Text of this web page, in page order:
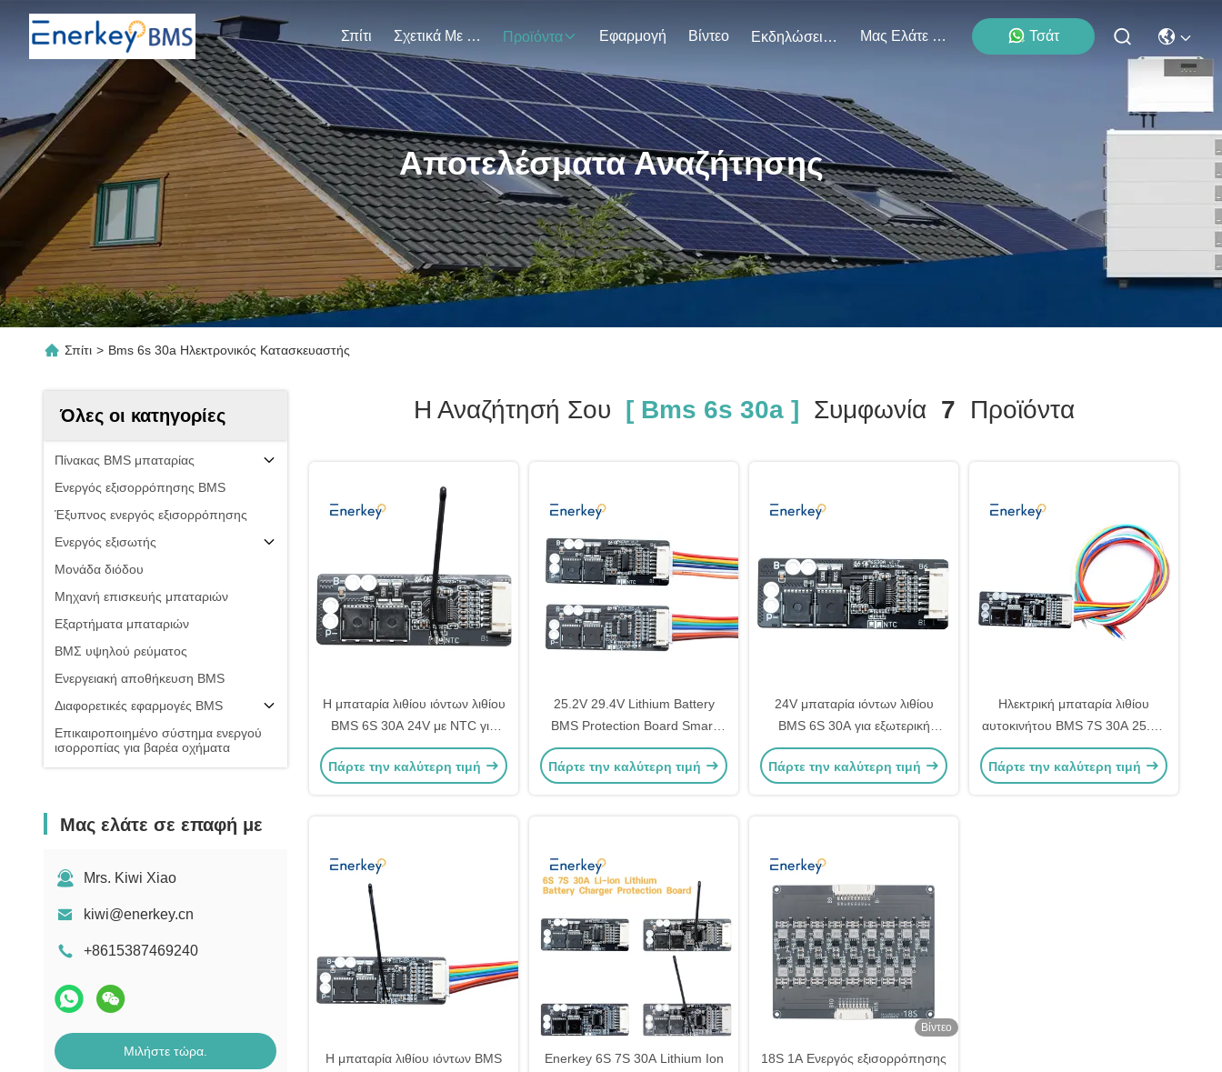
Σπίτι Σχετικά Με Εμάς Προϊόντα Εφαρμογή Βίντεο Εκδηλώσεις Μας Ελάτε Σε Επαφή Με Τσάτ
Αποτελέσματα Αναζήτησης
Σπίτι > Bms 6s 30a Ηλεκτρονικός Κατασκευαστής
Όλες οι κατηγορίες
Πίνακας BMS μπαταρίας
Ενεργός εξισορρόπησης BMS
Έξυπνος ενεργός εξισορρόπησης
Ενεργός εξισωτής
Μονάδα διόδου
Μηχανή επισκευής μπαταριών
Εξαρτήματα μπαταριών
ΒΜΣ υψηλού ρεύματος
Ενεργειακή αποθήκευση BMS
Διαφορετικές εφαρμογές BMS
Επικαιροποιημένο σύστημα ενεργού
ισορροπίας για βαρέα οχήματα
Μας ελάτε σε επαφή με
Mrs. Kiwi Xiao
kiwi@enerkey.cn
+8615387469240
Μιλήστε τώρα.
Η Αναζήτησή Σου [ Bms 6s 30a ] Συμφωνία 7 Προϊόντα
Η μπαταρία λιθίου ιόντων λιθίου
BMS 6S 30A 24V με NTC για
βιομηχανικό σύστημα
αποθήκευσης ενέργειας
Πάρτε την καλύτερη τιμή
25.2V 29.4V Lithium Battery
BMS Protection Board Smart
BMS 6S 7S 30A Για τροχόσπιτο
Πάρτε την καλύτερη τιμή
24V μπαταρία ιόντων λιθίου
BMS 6S 30A για εξωτερική
φορητή αποθήκευση ενέργειας
Πάρτε την καλύτερη τιμή
Ηλεκτρική μπαταρία λιθίου
αυτοκινήτου BMS 7S 30A 25.9V
29.4V μπαταρία ιόντων λιθίου
BMS
Πάρτε την καλύτερη τιμή
Η μπαταρία λιθίου ιόντων BMS
Enerkey 6S 7S 30A Lithium Ion
Βίντεο
18S 1A Ενεργός εξισορρόπησης